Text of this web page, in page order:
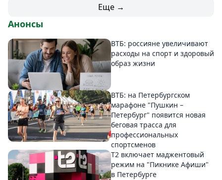
Еще →
Анонсы
ВТБ: россияне увеличивают
расходы на спорт и здоровый
образ жизни
ВТБ: на Петербургском
марафоне "Пушкин –
Петербург" появится новая
беговая трасса для
профессиональных
спортсменов
Т2 включает маджентовый
режим на "Пикнике Афиши"
в Петербурге